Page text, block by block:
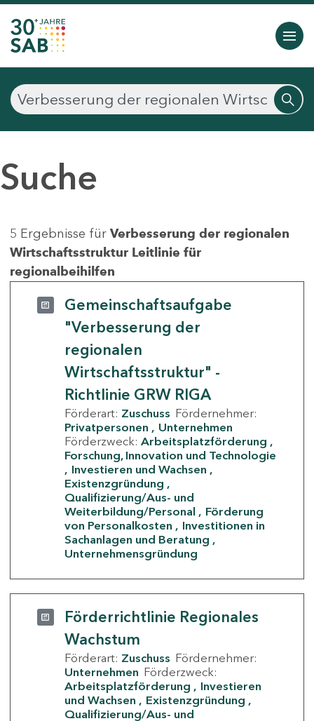
Suche
5 Ergebnisse für Verbesserung der regionalen
Wirtschaftsstruktur Leitlinie für
regionalbeihilfen
Gemeinschaftsaufgabe
"Verbesserung der
regionalen
Wirtschaftsstruktur" -
Richtlinie GRW RIGA
Förderart: Zuschuss Fördernehmer:
Privatpersonen
Unternehmen
Förderzweck: Arbeitsplatzförderung
Forschung, Innovation und Technologie
Investieren und Wachsen
Existenzgründung
Qualifizierung/Aus- und
Weiterbildung/Personal
Förderung
von Personalkosten
Investitionen in
Sachanlagen und Beratung
Unternehmensgründung
Förderrichtlinie Regionales
Wachstum
Förderart: Zuschuss Fördernehmer:
Unternehmen Förderzweck:
Arbeitsplatzförderung
Investieren
und Wachsen
Existenzgründung
Qualifizierung/Aus- und